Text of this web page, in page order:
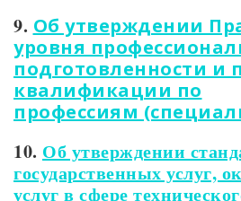
9. Об утверждении
уровня
подготовленности и
квалификации по
профессиям
10. Об утверждении
государственных услуг,
услуг в сфере